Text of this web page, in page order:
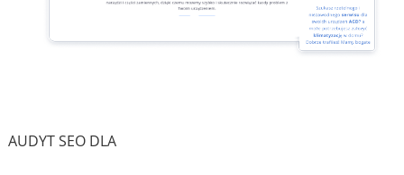
AUDYT SEO DLA